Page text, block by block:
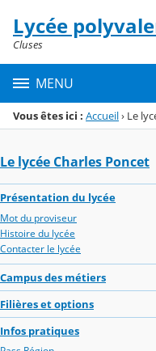
Menu de la rubrique
Contenu
Lycée
Cluses
MENU
Vous êtes ici : Accueil› Le
Le lycée Charles Poncet
Présentation du lycée
Mot du proviseur
Histoire du lycée
Contacter le lycée
Campus des métiers
Filières et options
Infos pratiques